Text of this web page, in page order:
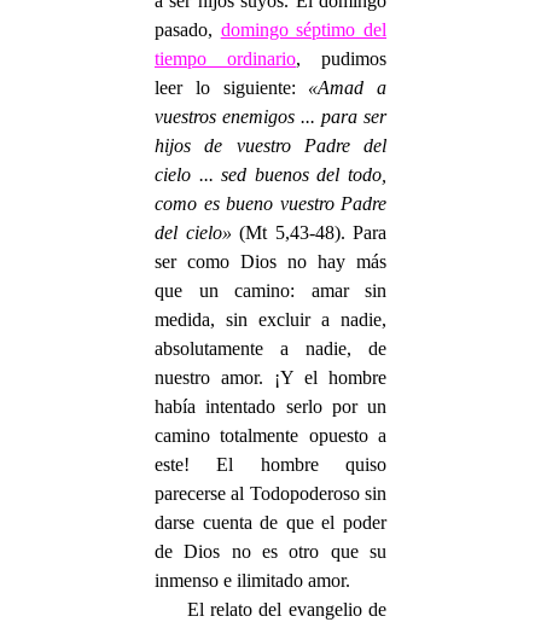
pasado, domingo séptimo del
tiempo ordinario, pudimos
leer lo siguiente: «Amad a
vuestros enemigos ... para ser
hijos de vuestro Padre del
cielo ... sed buenos del todo,
como es bueno vuestro Padre
del cielo» (Mt 5,43-48). Para
ser como Dios no hay más
que un camino: amar sin
medida, sin excluir a nadie,
absolutamente a nadie, de
nuestro amor. ¡Y el hombre
había intentado serlo por un
camino totalmente opuesto a
este! El hombre quiso
parecerse al Todopoderoso sin
darse cuenta de que el poder
de Dios no es otro que su
inmenso e ilimitado amor.
El relato del evangelio de